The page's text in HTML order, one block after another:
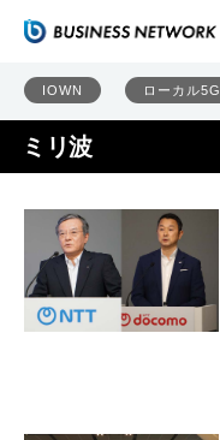
IOWN ローカル5G
ミリ波